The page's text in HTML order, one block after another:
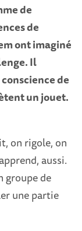
de
de
ont imaginé
Il
de
un jouet.
on rigole, on
aussi.
groupe de
une partie